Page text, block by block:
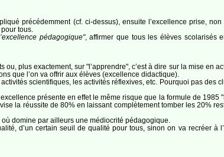
précédemment (cf. ci-dessus), ensuite l’excellence prise,
tous.
pédagogique", affirmer que tous les élèves scolarisés
plus exactement, sur "l’apprendre", c’est à dire sur la mise en
que l’on va offrir aux élèves (excellence didactique).
scientifiques, les activités réflexives, etc. Pourquoi pas des
présente en effet le même risque que la formule de 1985
la réussite de 80% en laissant complètement tomber les 20%
domine par ailleurs une médiocrité pédagogique.
d’un certain seuil de qualité pour tous, sinon on va recréer à